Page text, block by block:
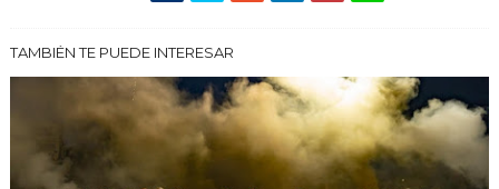
TAMBIÉN TE PUEDE INTERESAR